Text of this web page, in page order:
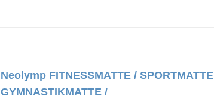
Neolymp FITNESSMATTE /
GYMNASTIKMATTE /